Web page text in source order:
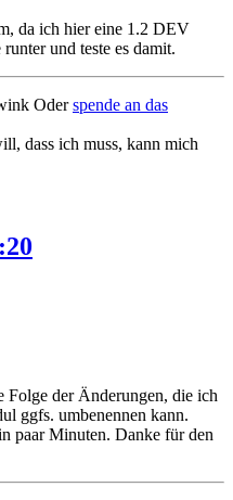
da ich hier eine 1.2 DEV
und teste es damit.
Oderspende an das
dass ich muss, kann mich
Folge der Änderungen, die ich
ggfs. umbenennen kann.
paar Minuten. Danke für den